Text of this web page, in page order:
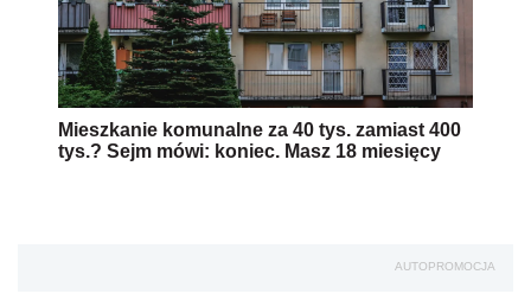
Mieszkanie komunalne za 40 tys. zamiast 400
tys.? Sejm mówi: koniec. Masz 18 miesięcy
AUTOPROMOCJA